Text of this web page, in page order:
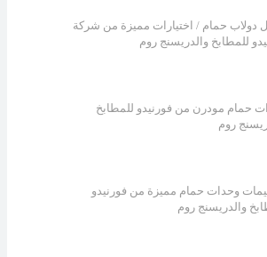
دولاب حمام / اختيارات مميزة من شركة
للمطابخ والدريسنج روم
حمام مودرن من فورنيدو للمطابخ
روم
وحدات حمام مميزة من فورنيدو
والدريسنج روم